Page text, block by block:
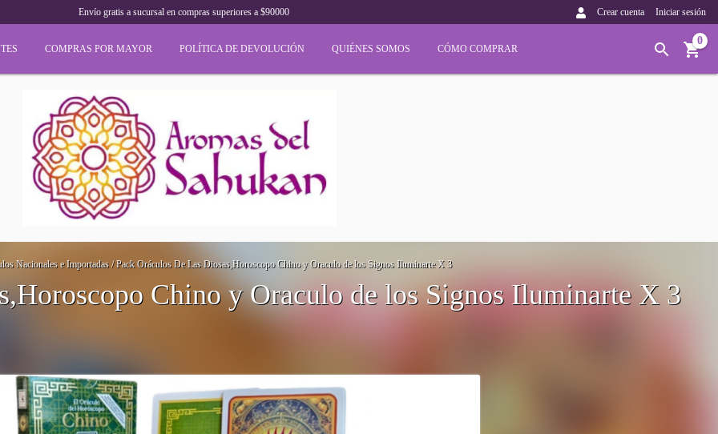
Envío gratis a sucursal en compras superiores a $90000 Crear cuenta Iniciar sesión
COMPRAS POR MAYOR POLÍTICA DE DEVOLUCIÓN QUIÉNES SOMOS CÓMO COMPRAR
0
Nacionales e Importadas / Pack Oráculos De Las Diosas,Horoscopo Chino y Oraculo de los Signos Iluminarte X 3
Chino y Oraculo de los Signos Iluminarte X 3